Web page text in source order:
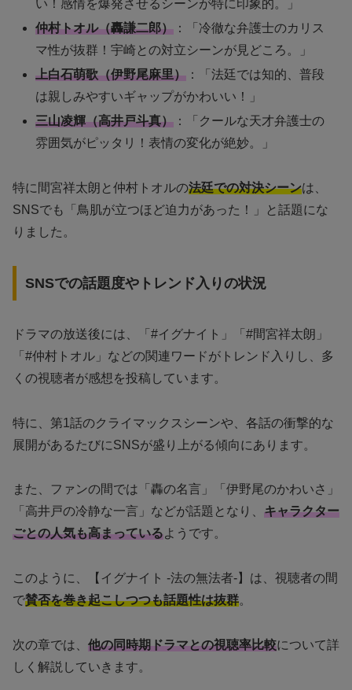
い！感情を爆発させるシーンが特に印象的。」
仲村トオル（轟謙二郎） ：「冷徹な弁護士のカリス
マ性が抜群！宇崎との対立シーンが見どころ。」
上白石萌歌（伊野尾麻里） ：「法廷では知的、普段
は親しみやすいギャップがかわいい！」
三山凌輝（高井戸斗真） ：「クールな天才弁護士の
雰囲気がピッタリ！表情の変化が絶妙。」
特に間宮祥太朗と仲村トオルの法廷での対決シーンは、
SNSでも「鳥肌が立つほど迫力があった！」と話題にな
りました。
SNSでの話題度やトレンド入りの状況
ドラマの放送後には、「#イグナイト」「#間宮祥太朗」
「#仲村トオル」などの関連ワードがトレンド入りし、多
くの視聴者が感想を投稿しています。
特に、第1話のクライマックスシーンや、各話の衝撃的な
展開があるたびにSNSが盛り上がる傾向にあります。
また、ファンの間では「轟の名言」「伊野尾のかわいさ」
「高井戸の冷静な一言」などが話題となり、 キャラクター
ごとの人気も高まっているようです。
このように、【イグナイト -法の無法者-】は、視聴者の間
で賛否を巻き起こしつつも話題性は抜群。
次の章では、 他の同時期ドラマとの視聴率比較について詳
しく解説していきます。